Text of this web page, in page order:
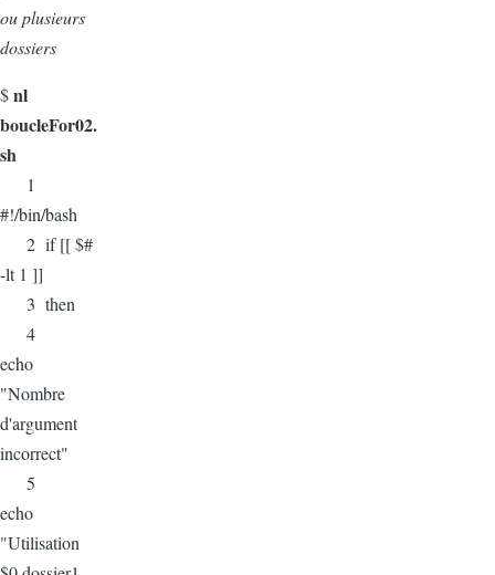
ou plusieurs
dossiers
$nl
boucleFor02.
sh
1
#!/bin/bash
2 if [[ $#
-lt 1 ]]
3 then
4
echo
"Nombre
d'argument
incorrect"
5
echo
"Utilisation